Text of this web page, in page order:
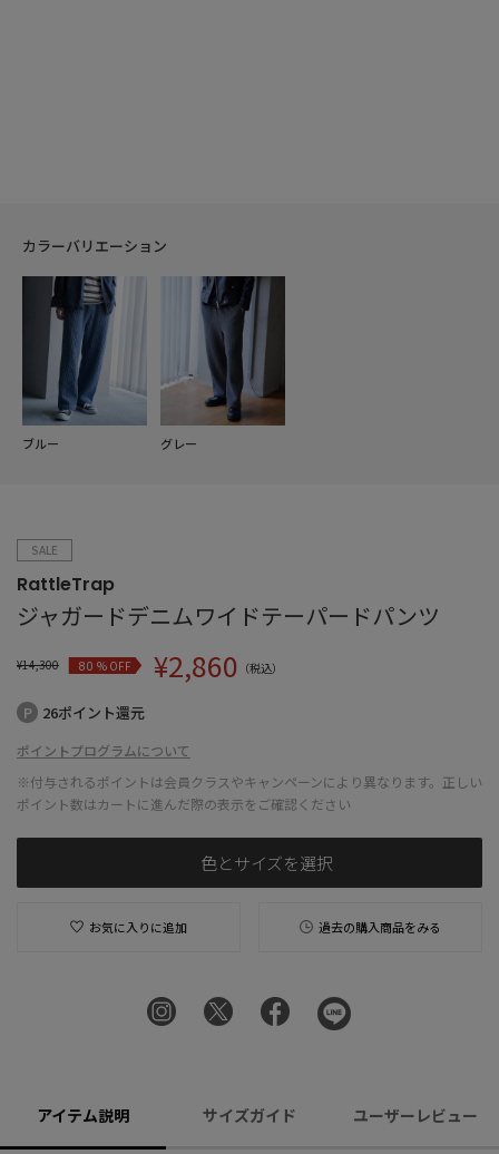
カラーバリエーション
ブルー グレー
SALE
RattleTrap
ジャガードデニムワイドテーパードパンツ
¥14,300 80% OFF ¥2,860 （税込）
26ポイント還元
ポイントプログラムについて
※付与されるポイントは会員クラスやキャンペーンにより異なります。正しい
ポイント数はカートに進んだ際の表示をご確認ください
色とサイズを選択
お気に入りに追加 過去の購入商品をみる
アイテム説明 サイズガイド ユーザーレビュー